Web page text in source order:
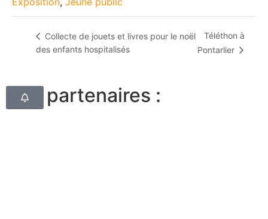
Collecte de jouets et livres pour le noël
des enfants hospitalisés
Téléthon à
Pontarlier
Nos partenaires :